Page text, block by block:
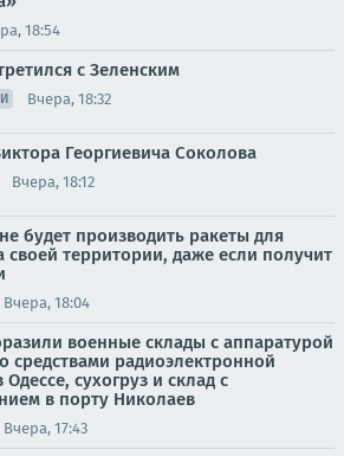
18:54
с Зеленским
Вчера, 18:32
Георгиевича Соколова
Вчера, 18:12
будет производить ракеты для
своей территории, даже если получит
Вчера, 18:04
военные склады с аппаратурой
средствами радиоэлектронной
сухогруз и склад с
в порту Николаев
Вчера, 17:43